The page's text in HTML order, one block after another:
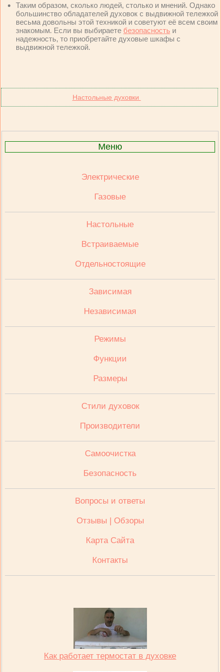
Таким образом, сколько людей, столько и мнений. Однако
большинство обладателей духовок с выдвижной тележкой
весьма довольны этой техникой и советуют её всем своим
знакомым. Если вы выбираете безопасность и
надежность, то приобретайте духовые шкафы с
выдвижной тележкой.
Настольные духовки
Меню
Электрические
Газовые
Настольные
Встраиваемые
Отдельностоящие
Зависимая
Независимая
Режимы
Функции
Размеры
Стили духовок
Производители
Cамоочистка
Безопасность
Вопросы и ответы
Отзывы | Обзоры
Карта Сайта
Контакты
Как работает термостат в духовке